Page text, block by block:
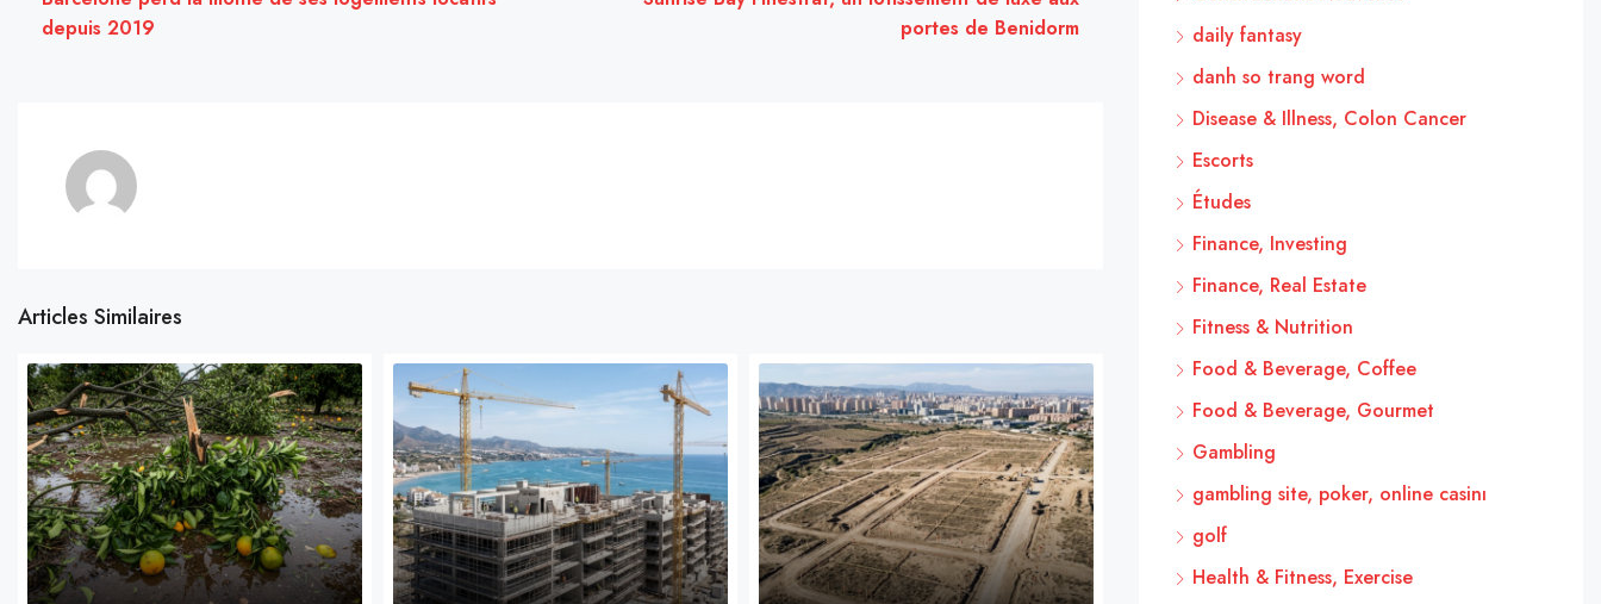
depuis 2019
portes de Benidorm
Articles Similaires
daily fantasy
danh so trang word
Disease & Illness, Colon Cancer
Escorts
Études
Finance, Investing
Finance, Real Estate
Fitness & Nutrition
Food & Beverage, Coffee
Food & Beverage, Gourmet
Gambling
gambling site, poker, online casinı
golf
Health & Fitness, Exercise